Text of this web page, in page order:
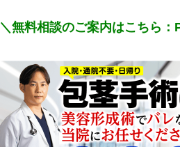
＼無料相談のご案内はこちら：